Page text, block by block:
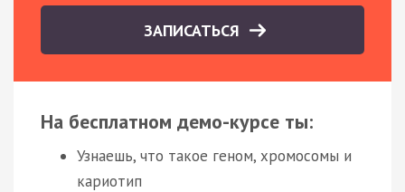
ЗАПИСАТЬСЯ
На бесплатном демо-курсе ты:
Узнаешь, что такое геном, хромосомы и
кариотип